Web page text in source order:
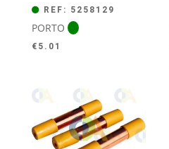
REF: 5258129
PORTO
€ 5.01